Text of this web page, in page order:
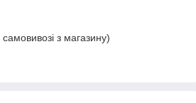
з магазину)